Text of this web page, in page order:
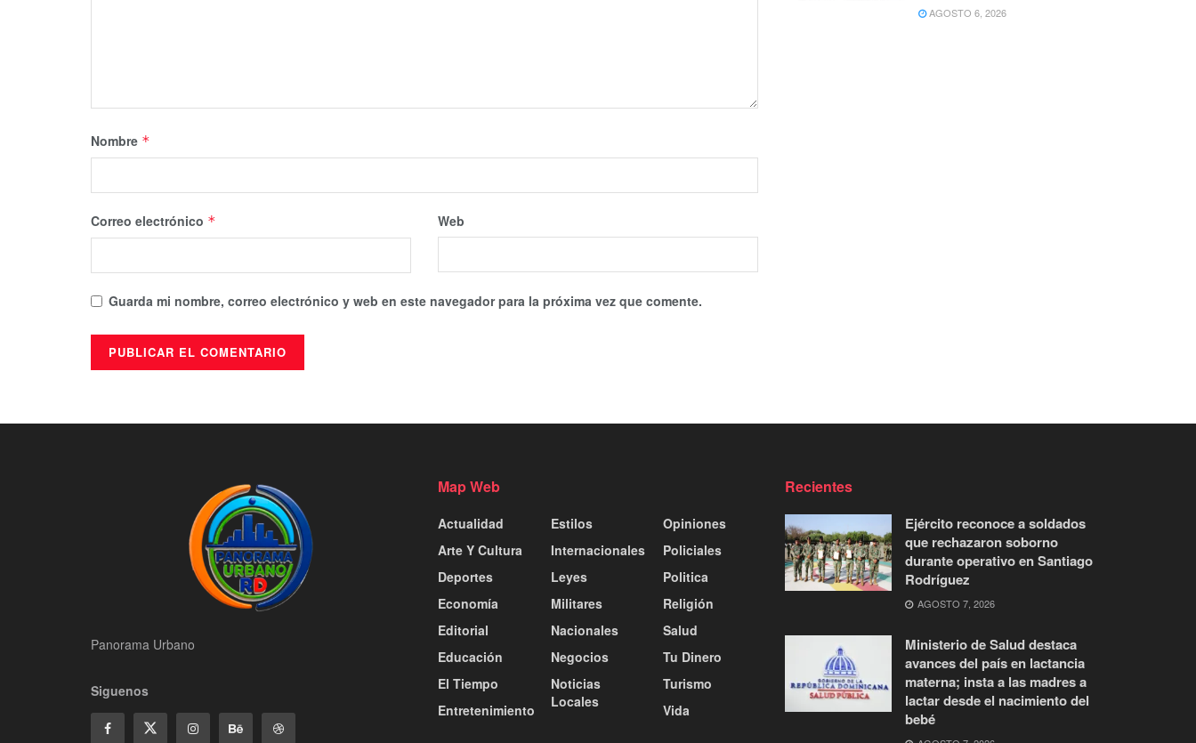
Nombre *
Correo electrónico * Web
Guarda mi nombre, correo electrónico y web en este navegador para la próxima vez que comente.
AGOSTO 6, 2026
Panorama Urbano
Siguenos
Map Web
Actualidad
Arte Y Cultura
Deportes
Economía
Editorial
Educación
El Tiempo
Entretenimiento
Estilos
Internacionales
Leyes
Militares
Nacionales
Negocios
Noticias
Locales
Opiniones
Policiales
Politica
Religión
Salud
Tu Dinero
Turismo
Vida
Recientes
Ejército reconoce a soldados
que rechazaron soborno
durante operativo en Santiago
Rodríguez
AGOSTO 7, 2026
Ministerio de Salud destaca
avances del país en lactancia
materna; insta a las madres a
lactar desde el nacimiento del
bebé